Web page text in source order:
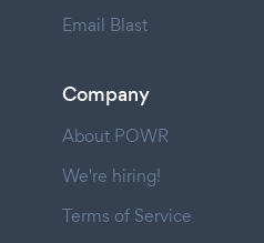
Email Blast
Company
About POWR
We're hiring!
Terms of Service